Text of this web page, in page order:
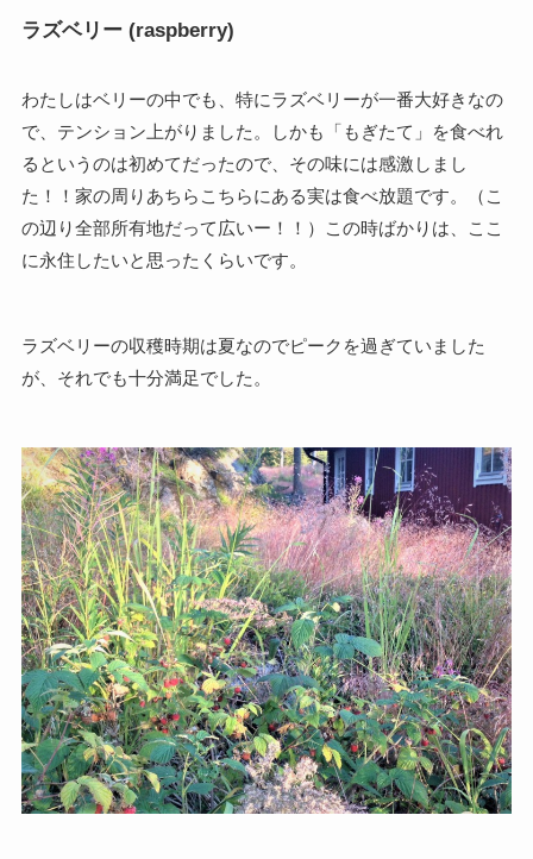
ラズベリー (raspberry)
わたしはベリーの中でも、特にラズベリーが一番大好きなの
で、テンション上がりました。しかも「もぎたて」を食べれ
るというのは初めてだったので、その味には感激しまし
た！！家の周りあちらこちらにある実は食べ放題です。（こ
の辺り全部所有地だって広いー！！）この時ばかりは、ここ
に永住したいと思ったくらいです。
ラズベリーの収穫時期は夏なのでピークを過ぎていました
が、それでも十分満足でした。